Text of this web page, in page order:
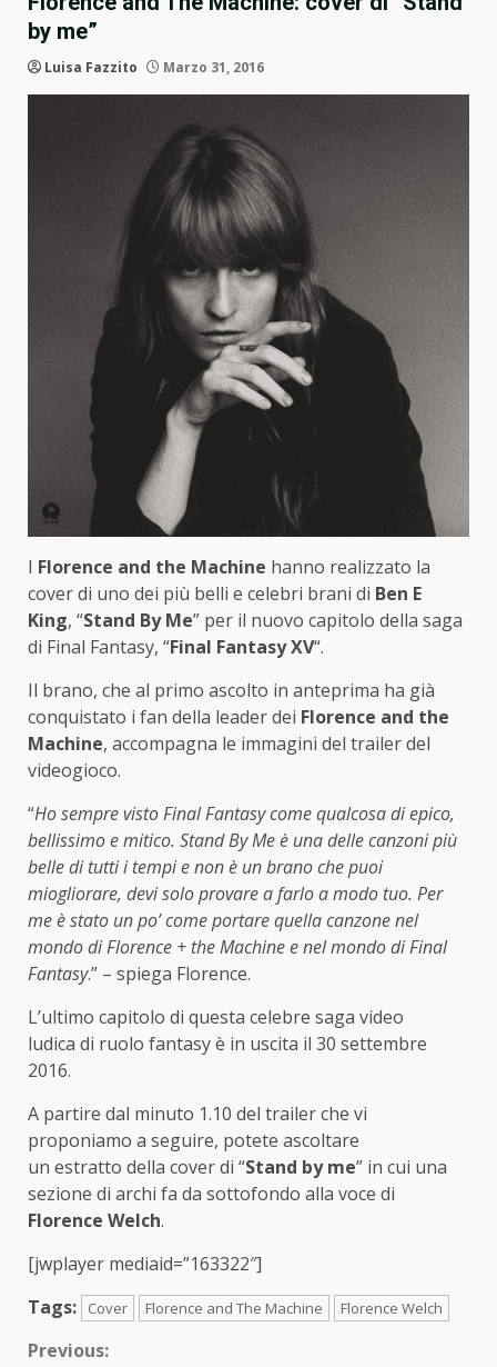
by me”
Luisa Fazzito Marzo 31, 2016
I Florence and the Machine hanno realizzato la
cover di uno dei più belli e celebri brani di Ben E
King, “Stand By Me” per il nuovo capitolo della saga
di Final Fantasy, “Final Fantasy XV“.
Il brano, che al primo ascolto in anteprima ha già
conquistato i fan della leader dei Florence and the
Machine, accompagna le immagini del trailer del
videogioco.
“Ho sempre visto Final Fantasy come qualcosa di epico,
bellissimo e mitico. Stand By Me è una delle canzoni più
belle di tutti i tempi e non è un brano che puoi
miogliorare, devi solo provare a farlo a modo tuo. Per
me è stato un po’ come portare quella canzone nel
mondo di Florence + the Machine e nel mondo di Final
Fantasy.” – spiega Florence.
L’ultimo capitolo di questa celebre saga video
ludica di ruolo fantasy è in uscita il 30 settembre
2016.
A partire dal minuto 1.10 del trailer che vi
proponiamo a seguire, potete ascoltare
un estratto della cover di “Stand by me” in cui una
sezione di archi fa da sottofondo alla voce di
Florence Welch.
[jwplayer mediaid=”163322″]
Tags:
Cover Florence and The Machine Florence Welch
Continue
Previous: